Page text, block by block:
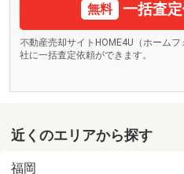
無料 一括査
不動産売却サイトHOME4U（ホーム
社に一括査定依頼ができます。
近くのエリアから探す
福岡